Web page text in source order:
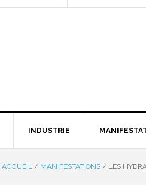
INDUSTRIE
ACCUEIL / MANIFESTATIONS / LES